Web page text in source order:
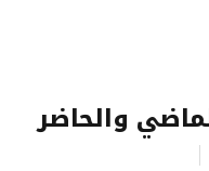
والحاضر